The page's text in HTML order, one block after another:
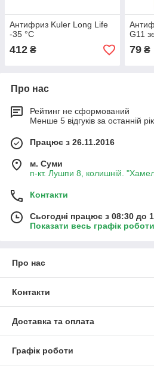
Антифриз Kuler Long Life
-35 °C
412 ₴
G11
79₴
Про нас
Рейтинг не сформований
Менше 5 відгуків за останній рік
Працює з 26.11.2016
м. Суми
п-кт. Лушпи 8, колишній.
Контакти
Сьогодні працює з 08:30 до
Показати весь графік роботи
Про нас
Контакти
Доставка та оплата
Графік роботи